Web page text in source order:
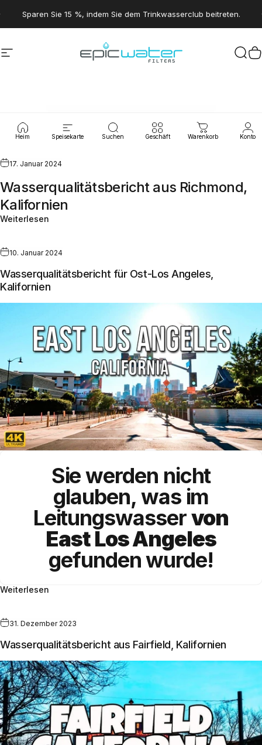
Sparen Sie 15 %, indem Sie dem Trinkwasserclub beitreten.
Seitennavigation Epic Water Filters USA
Heim Speisekarte Suchen Geschäft Warenkorb Konto
Wasserlecks
17. Januar 2024
Wasserqualitätsbericht aus Richmond,
Kalifornien
Weiterlesen
10. Januar 2024
Wasserqualitätsbericht für Ost-Los Angeles,
Kalifornien
Sie werden nicht
glauben, was im
Leitungswasservon
East Los Angeles
gefunden wurde!
Weiterlesen
31. Dezember 2023
Wasserqualitätsbericht aus Fairfield, Kalifornien